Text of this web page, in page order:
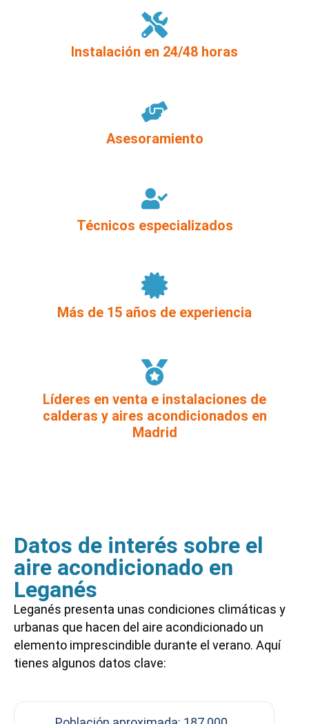
Instalación en 24/48 horas
Asesoramiento
Técnicos especializados
Más de 15 años de experiencia
Líderes en venta e instalaciones de
calderas y aires acondicionados en
Madrid
Datos de interés sobre el
aire acondicionado en
Leganés
Leganés presenta unas condiciones climáticas y
urbanas que hacen del aire acondicionado un
elemento imprescindible durante el verano. Aquí
tienes algunos datos clave: